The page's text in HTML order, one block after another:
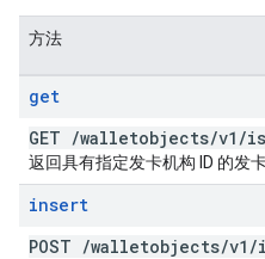
方法
get
GET /walletobjects/v1 /
返回具有指定发卡机构 ID 的发卡
insert
POST /walletobjects/v1 /